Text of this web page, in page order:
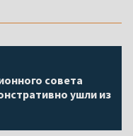
совета
ушли из